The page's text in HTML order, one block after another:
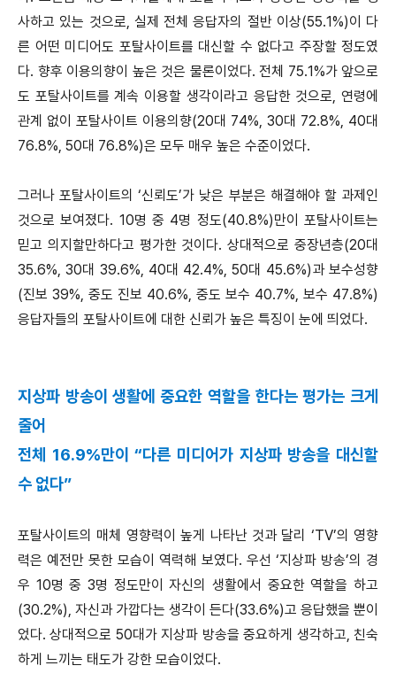
사하고 있는 것으로, 실제 전체 응답자의 절반 이상(55.1%)이 다
른 어떤 미디어도 포탈사이트를 대신할 수 없다고 주장할 정도였
다. 향후 이용의향이 높은 것은 물론이었다. 전체 75.1%가 앞으로
도 포탈사이트를 계속 이용할 생각이라고 응답한 것으로, 연령에
관계 없이 포탈사이트 이용의향(20대 74%, 30대 72.8%, 40대
76.8%, 50대 76.8%)은 모두 매우 높은 수준이었다.
그러나 포탈사이트의 ‘신뢰도’가 낮은 부분은 해결해야 할 과제인
것으로 보여졌다. 10명 중 4명 정도(40.8%)만이 포탈사이트는
믿고 의지할만하다고 평가한 것이다. 상대적으로 중장년층(20대
35.6%, 30대 39.6%, 40대 42.4%, 50대 45.6%)과 보수성향
(진보 39%, 중도 진보 40.6%, 중도 보수 40.7%, 보수 47.8%)
응답자들의 포탈사이트에 대한 신뢰가 높은 특징이 눈에 띄었다.
지상파 방송이 생활에 중요한 역할을 한다는 평가는 크게
줄어
전체 16.9%만이 “다른 미디어가 지상파 방송을 대신할
수 없다”
포탈사이트의 매체 영향력이 높게 나타난 것과 달리 ‘TV’의 영향
력은 예전만 못한 모습이 역력해 보였다. 우선 ‘지상파 방송’의 경
우 10명 중 3명 정도만이 자신의 생활에서 중요한 역할을 하고
(30.2%), 자신과 가깝다는 생각이 든다(33.6%)고 응답했을 뿐이
었다. 상대적으로 50대가 지상파 방송을 중요하게 생각하고, 친숙
하게 느끼는 태도가 강한 모습이었다.